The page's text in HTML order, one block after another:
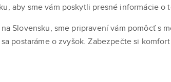
aby sme vám poskytli presné informácie o
Slovensku, sme pripravení vám pomôcť s
postaráme o zvyšok. Zabezpečte si